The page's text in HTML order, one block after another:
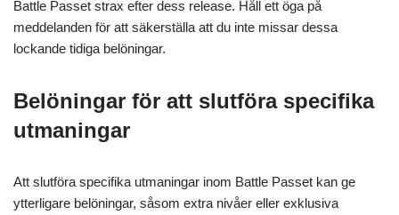
Battle Passet strax efter dess release. Håll ett öga på
meddelanden för att säkerställa att du inte missar dessa
lockande tidiga belöningar.
Belöningar för att slutföra specifika
utmaningar
Att slutföra specifika utmaningar inom Battle Passet kan ge
ytterligare belöningar, såsom extra nivåer eller exklusiva